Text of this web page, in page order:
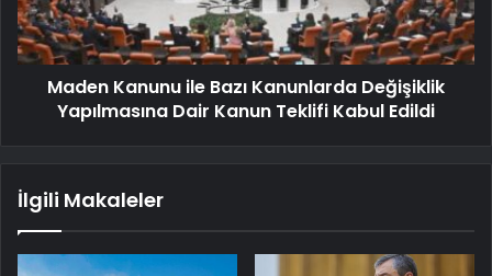
Maden Kanunu ile Bazı Kanunlarda Değişiklik
Yapılmasına Dair Kanun Teklifi Kabul Edildi
İlgili Makaleler